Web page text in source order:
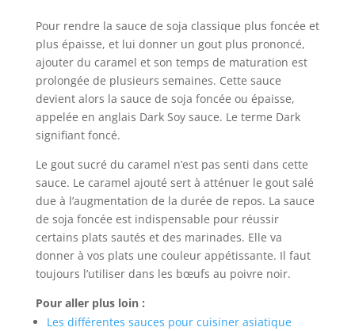
Pour rendre la sauce de soja classique plus foncée et
plus épaisse, et lui donner un gout plus prononcé,
ajouter du caramel et son temps de maturation est
prolongée de plusieurs semaines. Cette sauce
devient alors la sauce de soja foncée ou épaisse,
appelée en anglais Dark Soy sauce. Le terme Dark
signifiant foncé.
Le gout sucré du caramel n’est pas senti dans cette
sauce. Le caramel ajouté sert à atténuer le gout salé
due à l’augmentation de la durée de repos. La sauce
de soja foncée est indispensable pour réussir
certains plats sautés et des marinades. Elle va
donner à vos plats une couleur appétissante. Il faut
toujours l’utiliser dans les bœufs au poivre noir.
Pour aller plus loin :
Les différentes sauces pour cuisiner asiatique